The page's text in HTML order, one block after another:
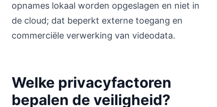
opnames lokaal worden opgeslagen en niet in
de cloud; dat beperkt externe toegang en
commerciële verwerking van videodata.
Welke privacyfactoren
bepalen de veiligheid?